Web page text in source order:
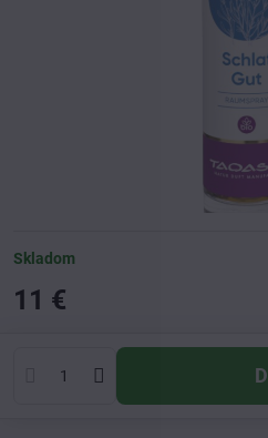
Skladom
11 €